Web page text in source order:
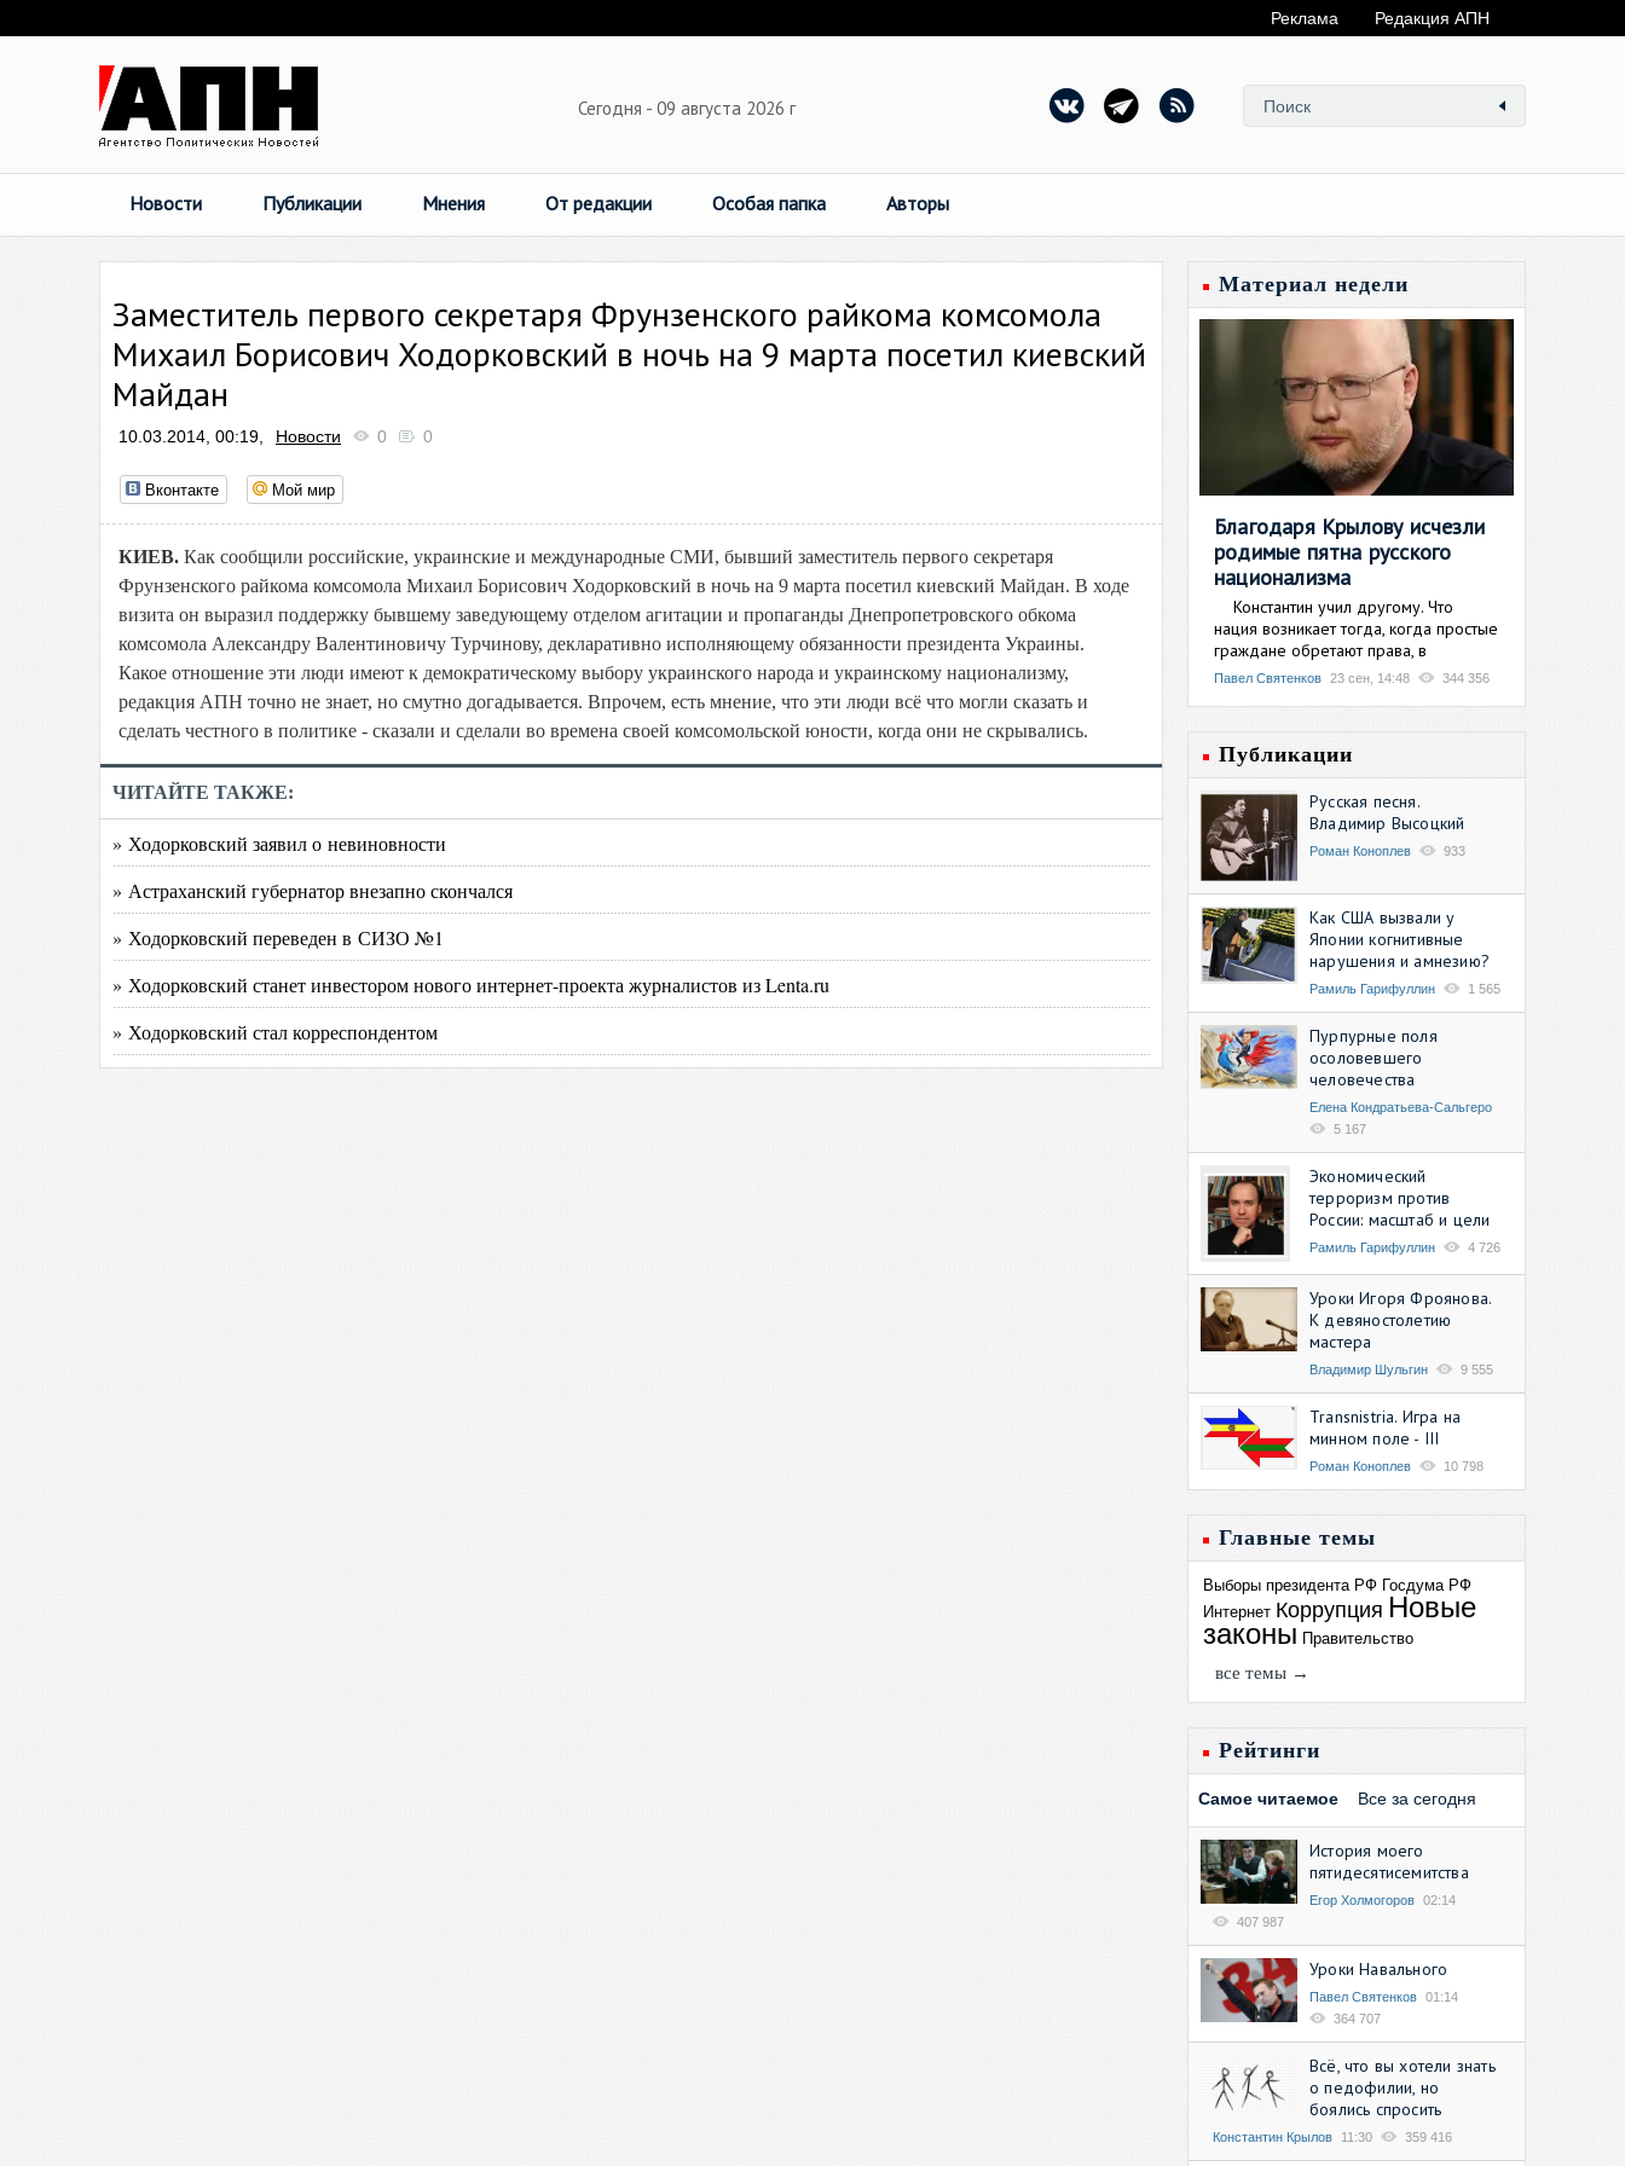
Реклама Редакция АПН
Сегодня - 09 августа 2026 г
Новости Публикации Мнения От редакции Особая папка Авторы
Заместитель первого секретаря Фрунзенского райкома комсомола
Михаил Борисович Ходорковский в ночь на 9 марта посетил киевский
Майдан
10.03.2014, 00:19, Новости 0 0
Вконтакте Мой мир
КИЕВ. Как сообщили российские, украинские и международные СМИ, бывший заместитель первого секретаря
Фрунзенского райкома комсомола Михаил Борисович Ходорковский в ночь на 9 марта посетил киевский Майдан. В ходе
визита он выразил поддержку бывшему заведующему отделом агитации и пропаганды Днепропетровского обкома
комсомола Александру Валентиновичу Турчинову, декларативно исполняющему обязанности президента Украины.
Какое отношение эти люди имеют к демократическому выбору украинского народа и украинскому национализму,
редакция АПН точно не знает, но смутно догадывается. Впрочем, есть мнение, что эти люди всё что могли сказать и
сделать честного в политике - сказали и сделали во времена своей комсомольской юности, когда они не скрывались.
ЧИТАЙТЕ ТАКЖЕ:
» Ходорковский заявил о невиновности
» Астраханский губернатор внезапно скончался
» Ходорковский переведен в СИЗО №1
» Ходорковский станет инвестором нового интернет-проекта журналистов из Lenta.ru
» Ходорковский стал корреспондентом
Материал недели
Благодаря Крылову исчезли
родимые пятна русского
национализма
Константин учил другому. Что
нация возникает тогда, когда простые
граждане обретают права, в
Павел Святенков 23 сен, 14:48 344 356
Публикации
Русская песня.
Владимир Высоцкий
Роман Коноплев 933
Как США вызвали у
Японии когнитивные
нарушения и амнезию?
Рамиль Гарифуллин 1 565
Пурпурные поля
осоловевшего
человечества
Елена Кондратьева-Сальгеро
5 167
Экономический
терроризм против
России: масштаб и цели
Рамиль Гарифуллин 4 726
Уроки Игоря Фроянова.
К девяностолетию
мастера
Владимир Шульгин 9 555
Transnistria. Игра на
минном поле - III
Роман Коноплев 10 798
Главные темы
Выборы президента РФ Госдума РФ
Интернет Коррупция Новые
законы Правительство
все темы →
Рейтинги
Самое читаемое Все за сегодня
История моего
пятидесятисемитства
Егор Холмогоров 02:14
407 987
Уроки Навального
Павел Святенков 01:14
364 707
Всё, что вы хотели знать
о педофилии, но
боялись спросить
Константин Крылов 11:30 359 416